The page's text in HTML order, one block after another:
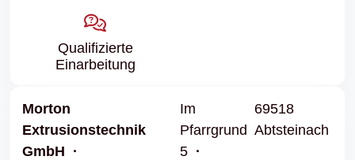
Qualifizierte
Einarbeitung
Morton
Extrusionstechnik
GmbH
Im
Pfarrgrund
5
69518
Abtsteinach